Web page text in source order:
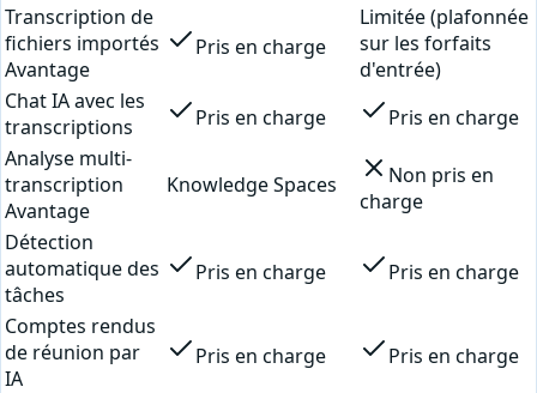
Transcription de
fichiers importés
Avantage
Pris en charge
Limitée (plafonnée
sur les forfaits
d'entrée)
Chat IA avec les
transcriptions
Pris en charge
Pris en charge
Analyse multi-
transcription
Avantage
Knowledge Spaces
Non pris en
charge
Détection
automatique des
tâches
Pris en charge Pris en charge
Comptes rendus
de réunion par
IA
Pris en charge Pris en charge